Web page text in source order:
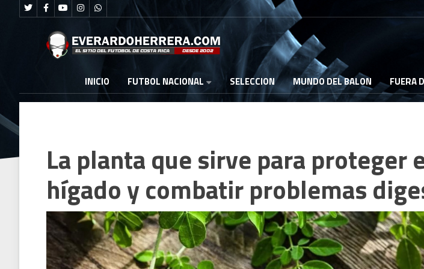
INICIO FUTBOL NACIONAL SELECCION MUNDO DEL BALON FUERA
La planta que sirve para proteger
hígado y combatir problemas